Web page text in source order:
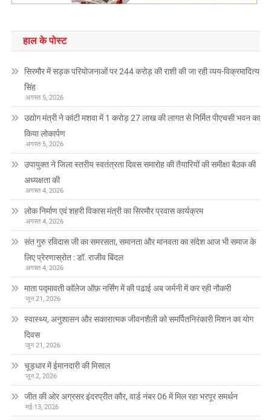
हाल के पोस्ट
सिरमौर में सड़क परियोजनाओं पर 244 करोड़ की राशी की जा रही व्यय-विक्रमादित्य
सिंह
अगस्त 5, 2026
उद्योग मंत्री ने कांटी मशवा में 1 करोड़ 27 लाख की लागत से निर्मित पीएचसी भवन का
किया लोकार्पण
अगस्त 5, 2026
उपायुक्त ने जिला स्तरीय स्वतंत्रता दिवस समारोह की तैयारियों की समीक्षा बैठक की
अध्यक्षता की
अगस्त 4, 2026
लोक निर्माण एवं शहरी विकास मंत्री का सिरमौर प्रवास कार्यक्रम
अगस्त 4, 2026
संत गुरु रविदास जी का समरसता, समानता और मानवता का संदेश आज भी समाज के
लिए प्रेरणास्रोत : डॉ. राजीव बिंदल
अगस्त 4, 2026
माता पद्मावती कॉलेज ऑफ़ नर्सिंग में की पढाई अब जर्मनी में कर रही नौकरी
जून 21, 2026
स्वास्थ्य, अनुशासन और सकारात्मक जीवनशैली को समर्पितनिरंकारी मिशन का योग
दिवस
जून 21, 2026
चूड़धार में ईमानदारी की मिसाल
जून 2, 2026
जीत की ओर अग्रसर इंदरप्रीत कौर, वार्ड नंबर 06 में मिल रहा भरपूर समर्थन
मई 13, 2026